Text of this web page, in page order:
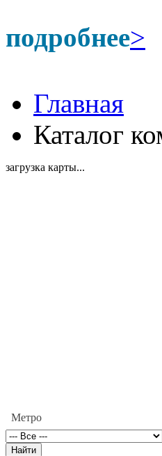
подробнее>
Главная
Каталог
загрузка карты...
Метро